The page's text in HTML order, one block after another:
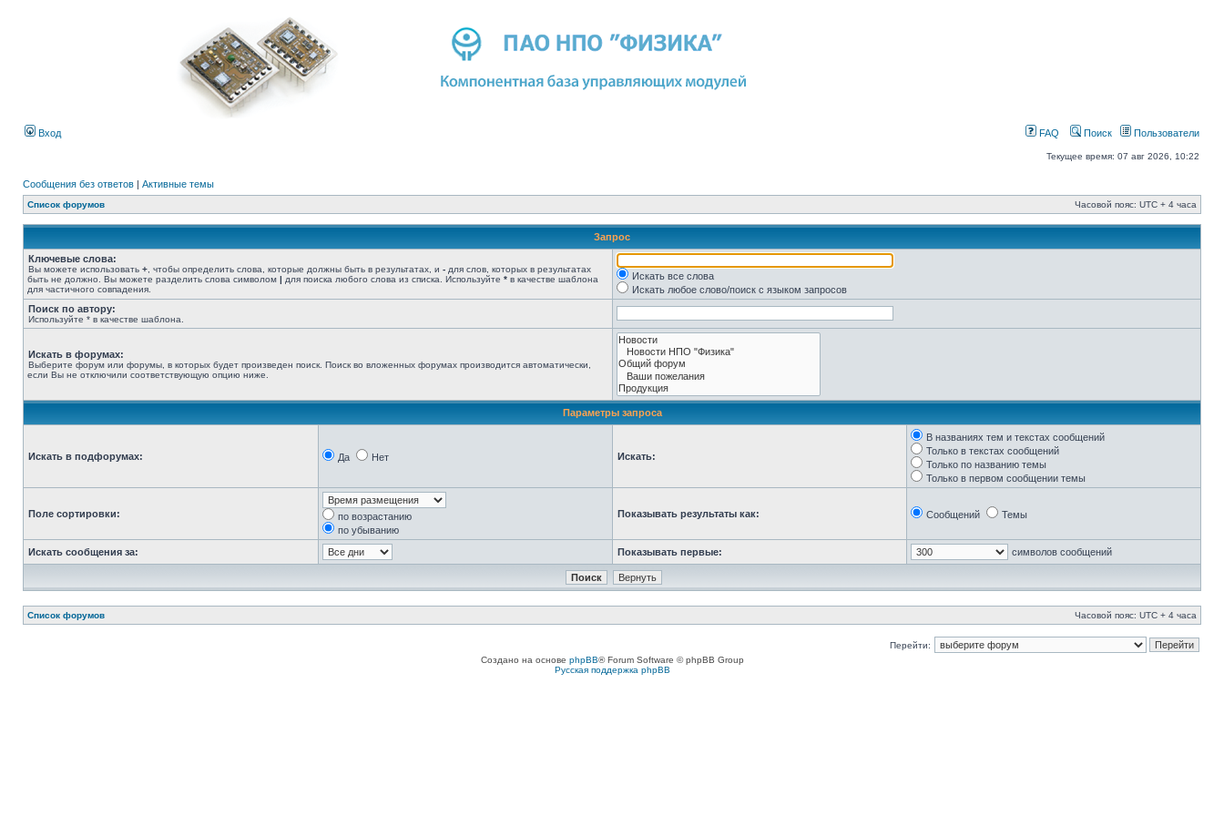
Вход FAQ Поиск Пользователи
Текущее время: 07 авг 2026, 10:22
Сообщения без ответов | Активные темы
Список форумов Часовой пояс: UTC + 4 часа
Запрос
Ключевые слова:
Вы можете использовать + , чтобы определить слова, которые должны быть в результатах, и - для слов, которых в результатах
быть не должно. Вы можете разделить слова символом | для поиска любого слова из списка. Используйте * в качестве шаблона
для частичного совпадения.
Искать все слова
Искать любое слово/поиск с языком запросов
Поиск по автору:
Используйте * в качестве шаблона.
Искать в форумах:
Выберите форум или форумы, в которых будет произведен поиск. Поиск во вложенных форумах производится автоматически,
если Вы не отключили соответствующую опцию ниже.
Параметры запроса
Искать в подфорумах: Да Нет Искать:
В названиях тем и текстах сообщений
Только в текстах сообщений
Только по названию темы
Только в первом сообщении темы
Поле сортировки:
по возрастанию
по убыванию
Показывать результаты как: Сообщений Темы
Искать сообщения за: Показывать первые: символов сообщений
Список форумов Часовой пояс: UTC + 4 часа
Перейти:
Создано на основе phpBB® Forum Software © phpBB Group
Русская поддержка phpBB